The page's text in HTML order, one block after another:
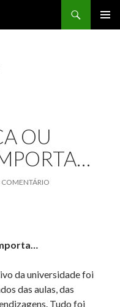
OU
COMENTÁRIO
da universidade foi
das aulas, das
Tudo foi